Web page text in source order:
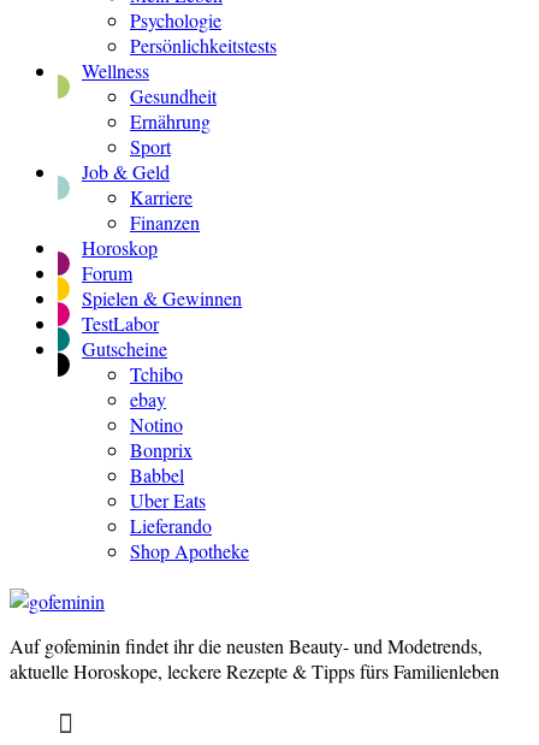
Psychologie
Persönlichkeitstests
Wellness
Gesundheit
Ernährung
Sport
Job & Geld
Karriere
Finanzen
Horoskop
Forum
Spielen & Gewinnen
TestLabor
Gutscheine
Tchibo
ebay
Notino
Bonprix
Babbel
Uber Eats
Lieferando
Shop Apotheke
gofeminin
Auf gofeminin findet ihr die neusten Beauty- und Modetrends,
aktuelle Horoskope, leckere Rezepte & Tipps fürs Familienleben